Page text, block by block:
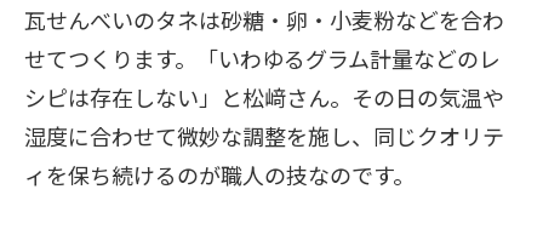
瓦せんべいのタネは砂糖・卵・小麦粉などを合わ
せてつくります。「いわゆるグラム計量などのレ
シピは存在しない」と松﨑さん。その日の気温や
湿度に合わせて微妙な調整を施し、同じクオリテ
ィを保ち続けるのが職人の技なのです。